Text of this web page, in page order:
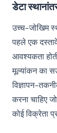
डेटा
उच्च-जोखिम
पहले एक
आवश्यकता
मूल्यांकन का
विज्ञापन-
करना चाहिए
कोई विक्रेता